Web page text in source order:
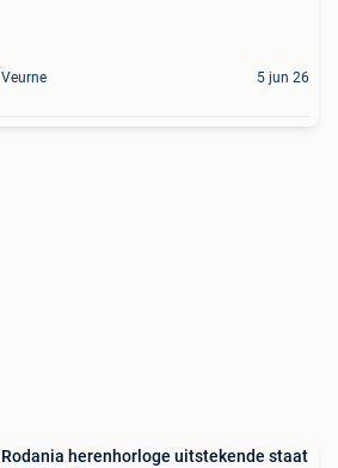
Veurne 5 jun 26
Rodania herenhorloge uitstekende staat